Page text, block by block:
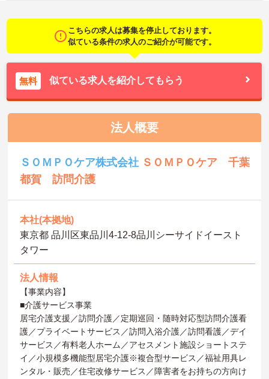
こちらの求人は募集を停止しております。
似ている条件の求人のご紹介が可能です。
無料 似ている求人を紹介してもらう
法人概要
ＳＯＭＰＯケア株式会社 ＳＯＭＰＯケア 千葉
都賀 訪問介護
本社(本拠地)
東京都 品川区東品川4-12-8品川シーサイドイースト
タワー
法人情報
【事業内容】
■介護サービス事業
居宅介護支援／訪問介護／定期巡回・随時対応型訪問介護看
護／プライベートサービス／訪問入浴介護／訪問看護／デイ
サービス／有料老人ホーム／アセスメント施設ショートステ
イ／小規模多機能型居宅介護※複合型サービス／福祉用具レ
ンタル・販売／住宅改修サービス／障害者をお持ちの方向け